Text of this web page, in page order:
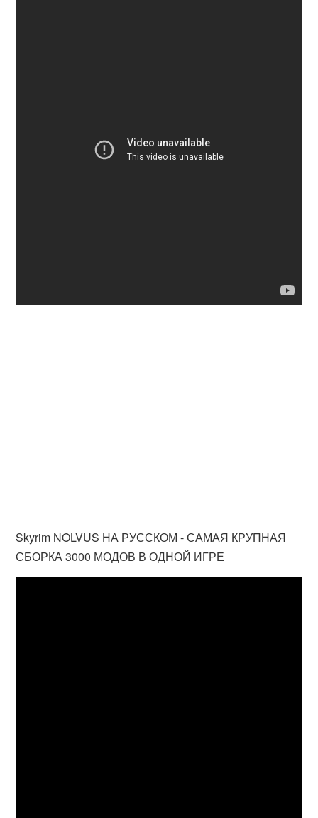
Skyrim NOLVUS НА РУССКОМ - САМАЯ КРУПНАЯ
СБОРКА 3000 МОДОВ В ОДНОЙ ИГРЕ